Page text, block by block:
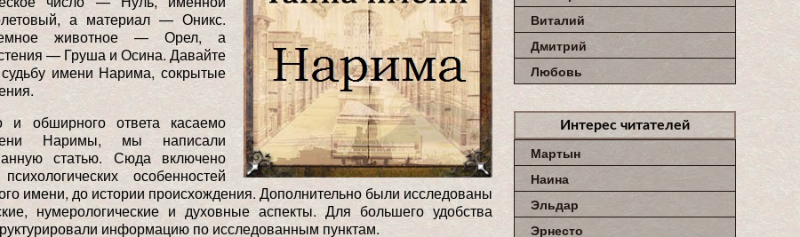
а материал — Оникс.
животное — Орел, а
— Груша и Осина. Давайте
имени Нарима, сокрытые
и обширного ответа касаемо
Наримы, мы написали
статью. Сюда включено
особенностей
имени, до истории происхождения. Дополнительно были исследованы
нумерологические и духовные аспекты. Для большего удобства
информацию по исследованным пунктам.
Виталий
Дмитрий
Любовь
Интерес читателей
Мартын
Наина
Эльдар
Эрнесто